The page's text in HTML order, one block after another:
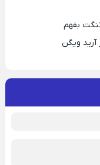
بفهم
آرید ویگن